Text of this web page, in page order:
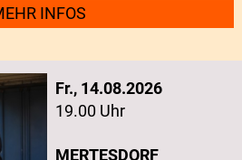
INFOS
Fr., 14.08.2026
19.00 Uhr
MERTESDORF